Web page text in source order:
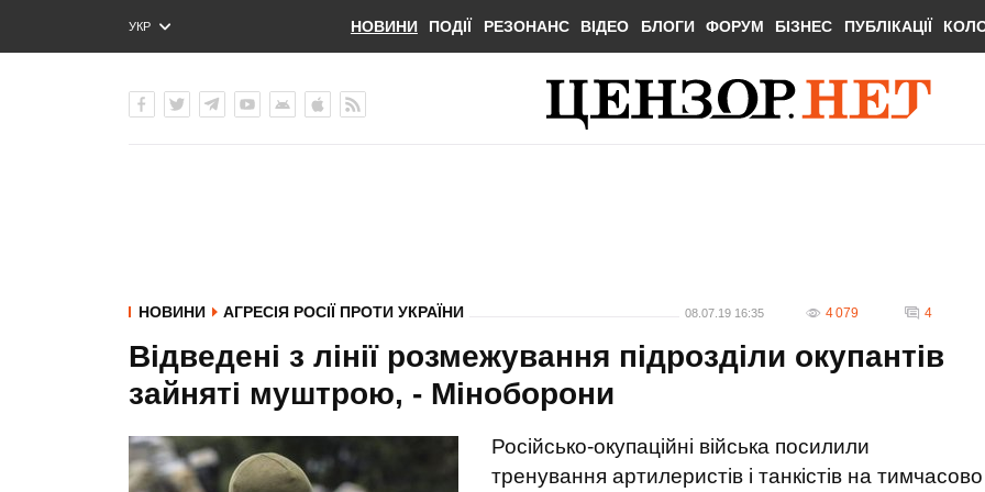
УКР
ENG
НОВИНИ ПОДІЇ РЕЗОНАНС ВІДЕО БЛОГИ ФОРУМ БІЗНЕС ПУБЛІКАЦІЇ
НОВИНИ АГРЕСІЯ РОСІЇ ПРОТИ УКРАЇНИ 08.07.19 16:35 4 079 4
Відведені з лінії розмежування підрозділи окупантів
зайняті муштрою, - Міноборони
Російсько-окупаційні війська посилили
тренування артилеристів і танкістів на тимчасово